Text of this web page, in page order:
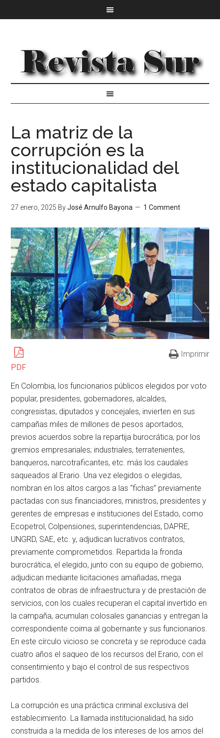
La matriz de la
corrupción es la
institucionalidad del
estado capitalista
27 enero, 2025 ByJosé Arnulfo Bayona 1 Comment
PDF
Imprimir
En Colombia, los funcionarios públicos elegidos por voto
popular, presidentes, gobernadores, alcaldes,
congresistas, diputados y concejales, invierten en sus
campañas miles de millones de pesos aportados,
previos acuerdos sobre la repartija burocrática, por los
gremios empresariales; industriales, terratenientes,
banqueros, narcotraficantes, etc. más los caudales
saqueados al Erario. Una vez elegidos o elegidas,
nombran en los altos cargos a las “fichas” previamente
pactadas con sus financiadores, ministros, presidentes y
gerentes de empresas e instituciones del Estado, como
Ecopetrol, Colpensiones, superintendencias, DAPRE,
UNGRD, SAE, etc. y, adjudican lucrativos contratos,
previamente comprometidos. Repartida la fronda
burocrática, el elegido, junto con su equipo de gobierno,
adjudican mediante licitaciones amañadas, mega
contratos de obras de infraestructura y de prestación de
servicios, con los cuales recuperan el capital invertido en
la campaña, acumulan colosales ganancias y entregan la
correspondiente coima al gobernante y sus funcionarios.
En este círculo vicioso se concreta y se reproduce cada
cuatro años el saqueo de los recursos del Erario, con el
consentimiento y bajo el control de sus respectivos
partidos.
La corrupción es una práctica criminal exclusiva del
establecimiento. La llamada institucionalidad, ha sido
construida a la medida de los intereses de los amos del